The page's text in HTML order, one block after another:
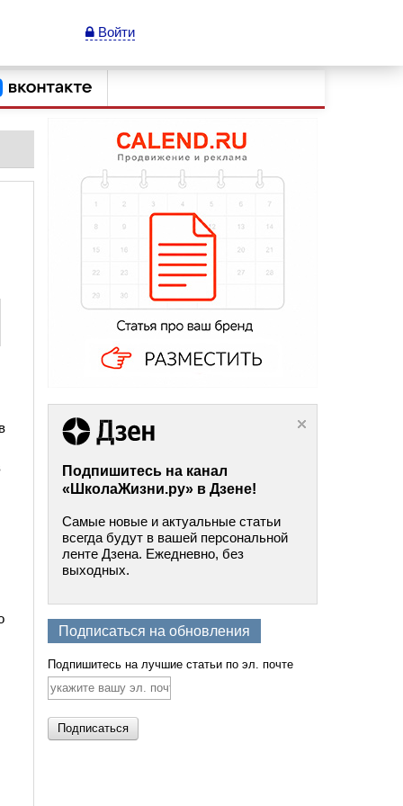
Войти
Подпишитесь на канал
«ШколаЖизни.ру» в Дзене!
Самые новые и актуальные статьи
всегда будут в вашей персональной
ленте Дзена. Ежедневно, без
выходных.
Подписаться на обновления
Подпишитесь на лучшие статьи по эл. почте